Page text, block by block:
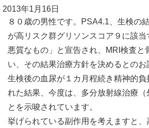
2013年1月16日
８０歳の男性です。PSA4.1、生検の
が高リスク群グリソンスコア９に該
悪質なもの」と宣告され、MRI検査と
い、その結果治療方針を決めるとのお
生検後の血尿が１カ月程続き精神的負
れた結果、今度は、多分放射線治療（
とを示唆されています。
挙げられている副作用を考えますと